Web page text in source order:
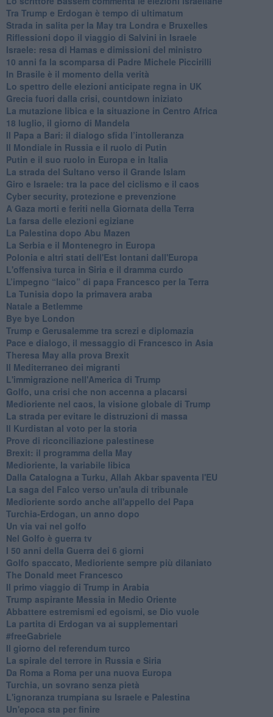
Tra Trump e Erdogan è tempo di ultimatum
Strada in salita per la May tra Londra e Bruxelles
Riflessioni dopo il viaggio di Salvini in Israele
Israele: resa di Hamas e dimissioni del ministro
10 anni fa la scomparsa di Padre Michele Piccirilli
In Brasile è il momento della verità
Lo spettro delle elezioni anticipate regna in UK
Grecia fuori dalla crisi, countdown iniziato
La mutazione libica e la situazione in Centro Africa
18 luglio, il giorno di Mandela
Il Papa a Bari: il dialogo sfida l’intolleranza
Il Mondiale in Russia e il ruolo di Putin
Putin e il suo ruolo in Europa e in Italia
La strada del Sultano verso il Grande Islam
Giro e Israele: tra la pace del ciclismo e il caos
Cyber security, protezione e prevenzione
A Gaza morti e feriti nella Giornata della Terra
La farsa delle elezioni egiziane
La Palestina dopo Abu Mazen
La Serbia e il Montenegro in Europa
Polonia e altri stati dell'Est lontani dall'Europa
L'offensiva turca in Siria e il dramma curdo
L’impegno “laico” di papa Francesco per la Terra
La Tunisia dopo la primavera araba
Natale a Betlemme
Bye bye London
Trump e Gerusalemme tra screzi e diplomazia
Pace e dialogo, il messaggio di Francesco in Asia
Theresa May alla prova Brexit
Il Mediterraneo dei migranti
L'immigrazione nell'America di Trump
Golfo, una crisi che non accenna a placarsi
Medioriente nel caos, la visione globale di Trump
La strada per evitare le distruzioni di massa
Il Kurdistan al voto per la storia
Prove di riconciliazione palestinese
Brexit: il programma della May
Medioriente, la variabile libica
Dalla Catalogna a Turku, Allah Akbar spaventa l'EU
La saga del Falco verso un'aula di tribunale
Medioriente sordo anche all'appello del Papa
Turchia-Erdogan, un anno dopo
Un via vai nel golfo
Nel Golfo è guerra tv
I 50 anni della Guerra dei 6 giorni
Golfo spaccato, Medioriente sempre più dilaniato
The Donald meet Francesco
Il primo viaggio di Trump in Arabia
Trump aspirante Messia in Medio Oriente
Abbattere estremismi ed egoismi, se Dio vuole
La partita di Erdogan va ai supplementari
#freeGabriele
Il giorno del referendum turco
La spirale del terrore in Russia e Siria
Da Roma a Roma per una nuova Europa
Turchia, un sovrano senza pietà
L'ignoranza trumpiana su Israele e Palestina
Un'epoca sta per finire